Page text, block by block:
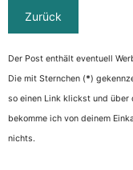
Der Post enthält eventuell
Die mit Sternchen (*)
so einen Link klickst und über
bekomme ich von deinem
nichts.